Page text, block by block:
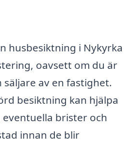
husbesiktning i Nykyrka
oavsett om du är
säljare av en fastighet.
besiktning kan hjälpa
brister och
innan de blir